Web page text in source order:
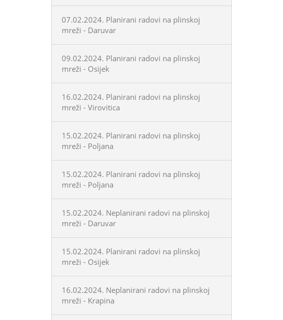
07.02.2024. Planirani radovi na plinskoj
mreži - Daruvar
09.02.2024. Planirani radovi na plinskoj
mreži - Osijek
16.02.2024. Planirani radovi na plinskoj
mreži - Virovitica
15.02.2024. Planirani radovi na plinskoj
mreži - Poljana
15.02.2024. Planirani radovi na plinskoj
mreži - Poljana
15.02.2024. Neplanirani radovi na plinskoj
mreži - Daruvar
15.02.2024. Planirani radovi na plinskoj
mreži - Osijek
16.02.2024. Neplanirani radovi na plinskoj
mreži - Krapina